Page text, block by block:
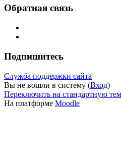
Обратная связь
Подпишитесь
Служба поддержки сайта
Вы не вошли в систему (Вход)
Переключить на стандартную
На платформе Moodle